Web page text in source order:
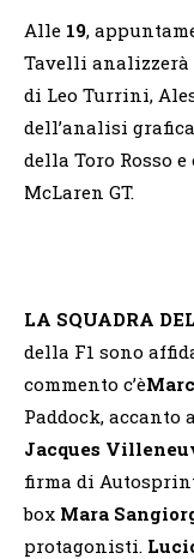
Alle 19,
Tavelli analizzerà
di Leo Turrini,
dell’analisi
della Toro Rosso
McLaren GT.
LA SQUADRA
della F1 sono
commento c’è
Paddock, accanto a
Jacques
firma di
box Mara
protagonisti.